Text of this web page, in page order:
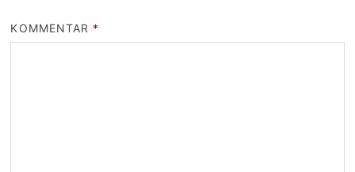
KOMMENTAR *